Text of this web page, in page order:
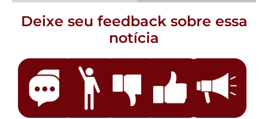
Deixe seu feedback sobre essa
notícia